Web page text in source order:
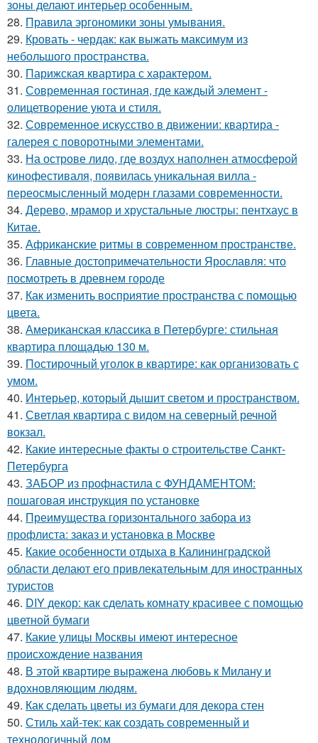
зоны делают интерьер особенным.
28. Правила эргономики зоны умывания.
29. Кровать - чердак: как выжать максимум из
небольшого пространства.
30. Парижская квартира с характером.
31. Современная гостиная, где каждый элемент -
олицетворение уюта и стиля.
32. Современное искусство в движении: квартира -
галерея с поворотными элементами.
33. На острове лидо, где воздух наполнен атмосферой
кинофестиваля, появилась уникальная вилла -
переосмысленный модерн глазами современности.
34. Дерево, мрамор и хрустальные люстры: пентхаус в
Китае.
35. Африканские ритмы в современном пространстве.
36. Главные достопримечательности Ярославля: что
посмотреть в древнем городе
37. Как изменить восприятие пространства с помощью
цвета.
38. Американская классика в Петербурге: стильная
квартира площадью 130 м.
39. Постирочный уголок в квартире: как организовать с
умом.
40. Интерьер, который дышит светом и пространством.
41. Светлая квартира с видом на северный речной
вокзал.
42. Какие интересные факты о строительстве Санкт-
Петербурга
43. ЗАБОР из профнастила с ФУНДАМЕНТОМ:
пошаговая инструкция по установке
44. Преимущества горизонтального забора из
профлиста: заказ и установка в Москве
45. Какие особенности отдыха в Калининградской
области делают его привлекательным для иностранных
туристов
46. DIY декор: как сделать комнату красивее с помощью
цветной бумаги
47. Какие улицы Москвы имеют интересное
происхождение названия
48. В этой квартире выражена любовь к Милану и
вдохновляющим людям.
49. Как сделать цветы из бумаги для декора стен
50. Стиль хай-тек: как создать современный и
технологичный дом